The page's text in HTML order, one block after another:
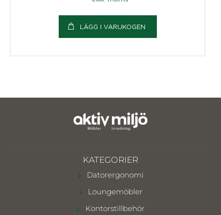
LÄGG I VARUKOGEN
KATEGORIER
Datorergonomi
Loungemöbler
Kontorstillbehör